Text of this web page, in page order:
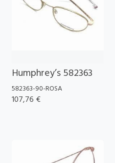
Humphrey’s 582363
582363-90-ROSA
107,76 €